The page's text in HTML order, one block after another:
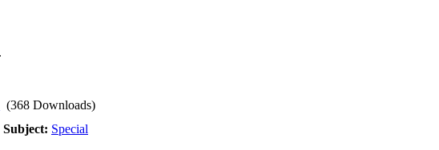
(368 Downloads)
Subject: Special